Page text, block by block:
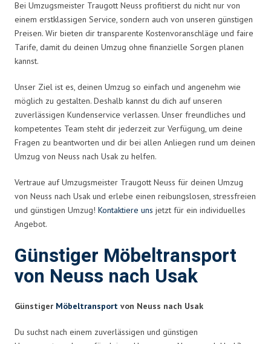
Bei Umzugsmeister Traugott Neuss profitierst du nicht nur von
einem erstklassigen Service, sondern auch von unseren günstigen
Preisen. Wir bieten dir transparente Kostenvoranschläge und faire
Tarife, damit du deinen Umzug ohne finanzielle Sorgen planen
kannst.
Unser Ziel ist es, deinen Umzug so einfach und angenehm wie
möglich zu gestalten. Deshalb kannst du dich auf unseren
zuverlässigen Kundenservice verlassen. Unser freundliches und
kompetentes Team steht dir jederzeit zur Verfügung, um deine
Fragen zu beantworten und dir bei allen Anliegen rund um deinen
Umzug von Neuss nach Usak zu helfen.
Vertraue auf Umzugsmeister Traugott Neuss für deinen Umzug
von Neuss nach Usak und erlebe einen reibungslosen, stressfreien
und günstigen Umzug! Kontaktiere uns jetzt für ein individuelles
Angebot.
Günstiger Möbeltransport
von Neuss nach Usak
Günstiger Möbeltransport von Neuss nach Usak
Du suchst nach einem zuverlässigen und günstigen